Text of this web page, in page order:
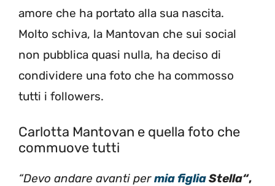
amore che ha portato alla sua nascita.
Molto schiva, la Mantovan che sui social
non pubblica quasi nulla, ha deciso di
condividere una foto che ha commosso
tutti i followers.
Carlotta Mantovan e quella foto che
commuove tutti
“Devo andare avanti permia figliaStella“,